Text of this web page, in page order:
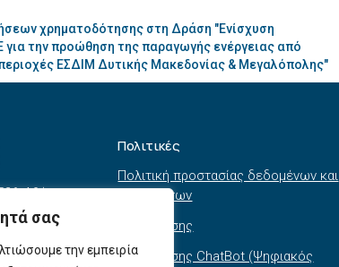
σας
την εμπειρία
χρηματοδότησης στη Δράση "Ενίσχυση
την προώθηση της παραγωγής ενέργειας από
ΕΣΔΙΜ Δυτικής Μακεδονίας & Μεγαλόπολης"
Αθήνα
Πολιτικές
Πολιτική προστασίας δεδομένων και
συστημάτων
Όροι χρήσης
Όροι χρήσης ChatBot (Ψηφιακός